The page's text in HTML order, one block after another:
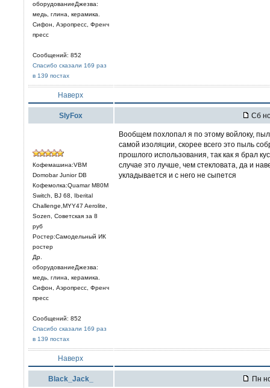
оборудованиеДжезва:
медь, глина, керамика.
Сифон, Аэропресс, Френч
пресс
Сообщений: 852
Спасибо сказали 169 раз
в 139 постах
Наверх
SlyFox Сб
Кофемашина:VBM
Domobar Junior DB
Кофемолка:Quamar M80M
Switch, BJ 68, Iberital
Challenge,MYY47 Aerolite,
Sozen, Советская за 8
руб
Ростер:Самодельный ИК
ростер
Др.
оборудованиеДжезва:
медь, глина, керамика.
Сифон, Аэропресс, Френч
пресс
Сообщений: 852
Спасибо сказали 169 раз
в 139 постах
Вообщем похлопал я по этому войлоку,
самой изоляции, скорее всего это пыль
прошлого использования, так как я брал
случае это лучше, чем стекловата, да и
укладывается и с него не сыпется
Наверх
Black_Jack_ Пн